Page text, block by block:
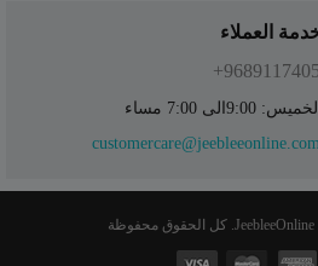
العملاء
7:00 مساء
customercare@jeebleeonline.com